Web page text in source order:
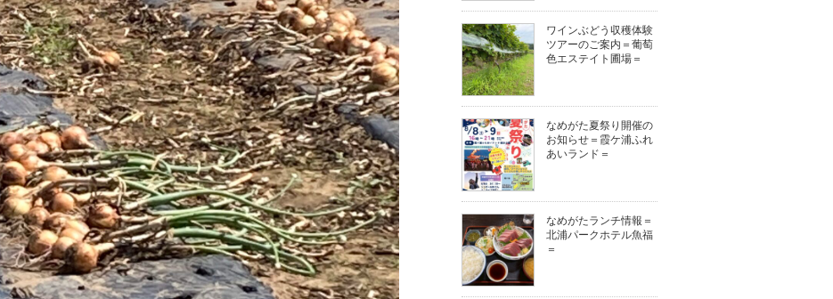
ワインぶどう収穫体験
ツアーのご案内＝葡萄
色エステイト圃場＝
なめがた夏祭り開催の
お知らせ＝霞ケ浦ふれ
あいランド＝
なめがたランチ情報＝
北浦パークホテル魚福
＝